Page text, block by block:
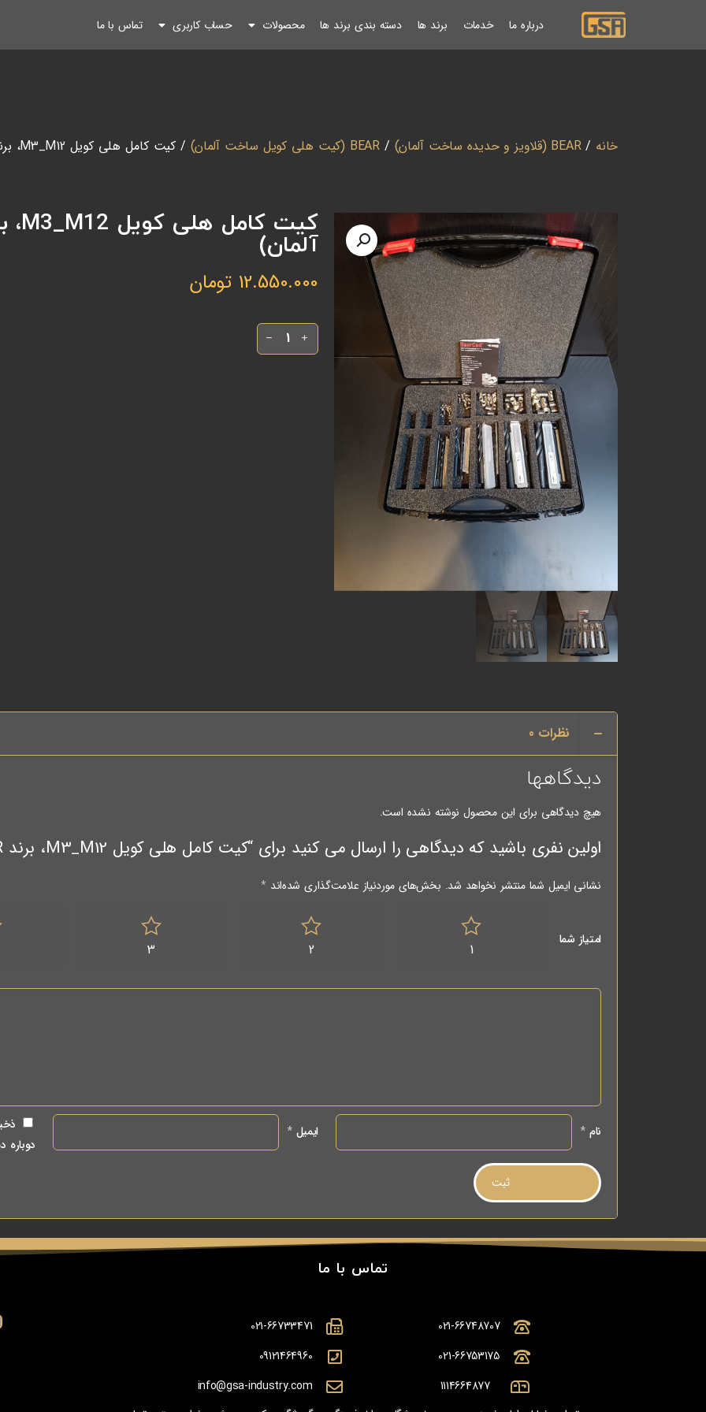
درباره ما خدمات برند ها دسته بندی برند ها محصولات حساب کاربری تماس با ما
خانه /BEAR (قلاویز و حدیده ساخت آلمان) /BEAR (کیت هلی کویل ساخت آلمان) / کیت کامل هلی کویل M3_M12، برند BAER آلمان، (خرس آلمان)
آلمان)
12.550.000 تومان
نظرات 0
دیدگاهها
هیچ دیدگاهی برای این محصول نوشته نشده است.
اولین نفری باشید که دیدگاهی را ارسال می کنید برای “کیت کامل هلی کویل M3_M12، برند BAER آلمان، (خرس آلمان)”
نشانی ایمیل شما منتشر نخواهد شد. بخش‌های موردنیاز علامت‌گذاری شده‌اند *
امتیاز شما
1
2
3
نام* ایمیل*
تماس با ما
021-66748707
021-66753175
1114664877
021-66733471
09121464960
info@gsa-industry.com